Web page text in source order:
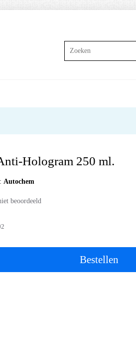
Hologram 250 ml.
Autochem
beoordeeld
Bestellen